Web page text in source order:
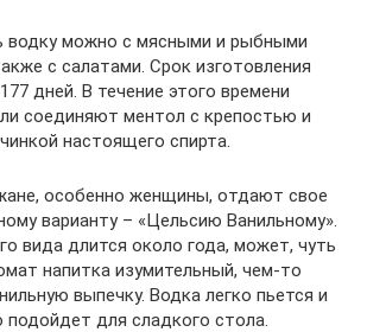
водку можно с мясными и рыбными
с салатами. Срок изготовления
дней. В течение этого времени
соединяют ментол с крепостью и
настоящего спирта.
особенно женщины, отдают свое
варианту – «Цельсию Ванильному».
вида длится около года, может, чуть
напитка изумительный, чем-то
выпечку. Водка легко пьется и
подойдет для сладкого стола.